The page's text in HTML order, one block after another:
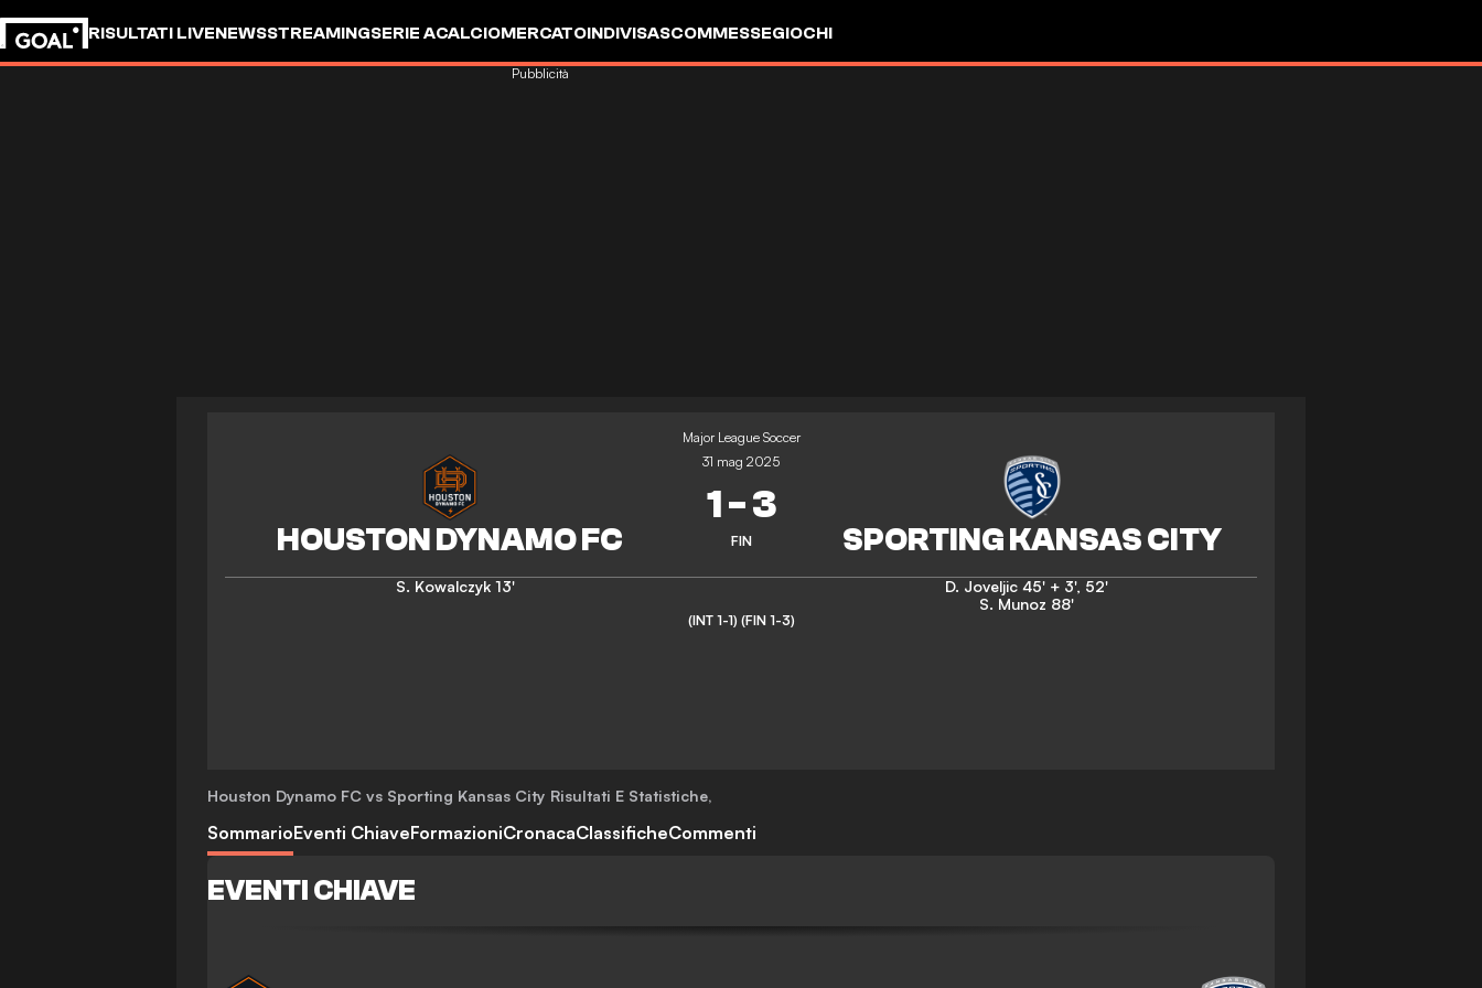
RISULTATI LIVENEWSSTREAMINGSERIE ACALCIOMERCATOINDIVISASCOMMESSEGIOCHI
Pubblicità
Major League Soccer
31 mag 2025
1-3
FIN
S. Kowalczyk 13' D. Joveljic 45' + 3', 52'
S. Munoz 88'
(INT 1-1) (FIN 1-3)
Houston Dynamo FC vs Sporting Kansas City Risultati E Statistiche,
SommarioEventi ChiaveFormazioniCronacaClassificheCommenti
EVENTI CHIAVE